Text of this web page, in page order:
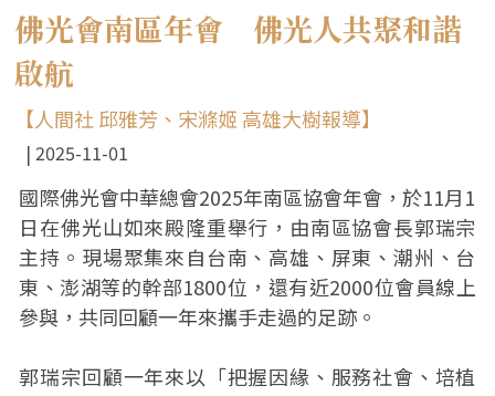
佛光會南區年會 佛光人共聚和諧
啟航
【人間社 邱雅芳、宋滌姬 高雄大樹報導】
2025-11-01
國際佛光會中華總會2025年南區協會年會，於11月1
日在佛光山如來殿隆重舉行，由南區協會長郭瑞宗
主持。現場聚集來自台南、高雄、屏東、潮州、台
東、澎湖等的幹部1800位，還有近2000位會員線上
參與，共同回顧一年來攜手走過的足跡。
郭瑞宗回顧一年來以「把握因緣、服務社會、培植